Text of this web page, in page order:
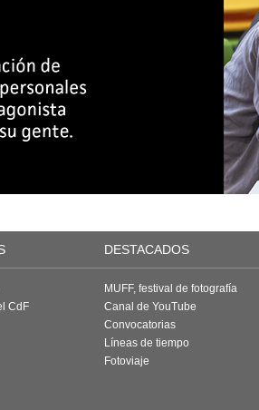
DESTACADOS
CdF
MUFF, festival de fotografía
Canal de YouTube
Convocatorias
Líneas de tiempo
Fotoviaje